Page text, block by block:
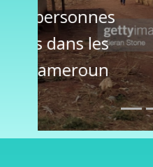
Faites le
ceux et
sentent